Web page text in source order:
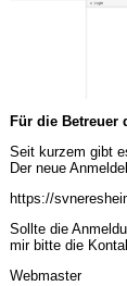
Für die Betreuer
Seit kurzem gibt
Der neue
https://
Sollte die
mir bitte die
Webmaster